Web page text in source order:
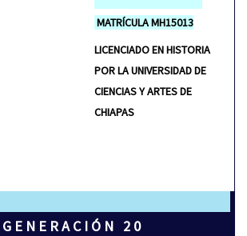
MATRÍCULA MH15013
LICENCIADO EN HISTORIA
POR LA UNIVERSIDAD DE
CIENCIAS Y ARTES DE
CHIAPAS
E N E R A C I Ó N 2 0